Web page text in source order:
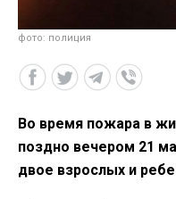
фото: полиция
Во время пожара в
поздно вечером 21
двое взрослых и